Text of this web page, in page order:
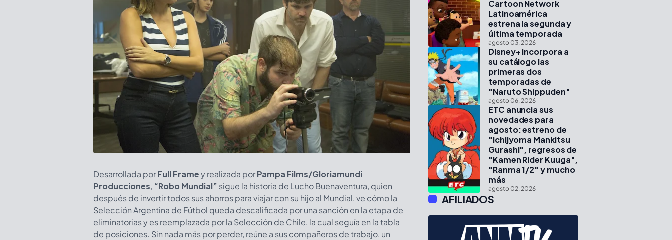
Desarrollada porFull Framey realizada porPampa Films/Gloriamundi
Producciones, “Robo Mundial” sigue la historia de Lucho Buenaventura, quien
después de invertir todos sus ahorros para viajar con su hijo al Mundial, ve cómo la
Selección Argentina de Fútbol queda descalificada por una sanción en la etapa de
eliminatorias y es reemplazada por la Selección de Chile, la cual seguía en la tabla
de posiciones. Sin nada más por perder, reúne a sus compañeros de trabajo, un
Cartoon Network
Latinoamérica
estrena la segunda y
última temporada
agosto 03, 2026
Disney+ incorpora a
su catálogo las
primeras dos
temporadas de
"Naruto Shippuden"
agosto 06, 2026
ETC anuncia sus
novedades para
agosto: estreno de
"Ichijyoma Mankitsu
Gurashi", regresos de
"Kamen Rider Kuuga",
"Ranma 1/2" y mucho
más
agosto 02, 2026
AFILIADOS